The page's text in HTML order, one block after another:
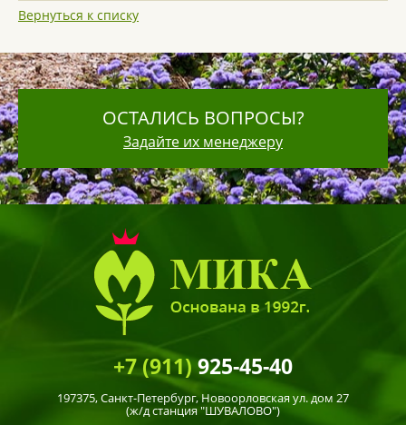
Вернуться к списку
ОСТАЛИСЬ ВОПРОСЫ?
Задайте их менеджеру
+7 (911)925-45-40
197375,Санкт-Петербург, Новоорловская ул. дом 27
(ж/д станция "ШУВАЛОВО")